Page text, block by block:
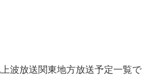
波放送関東地方放送予定一覧で